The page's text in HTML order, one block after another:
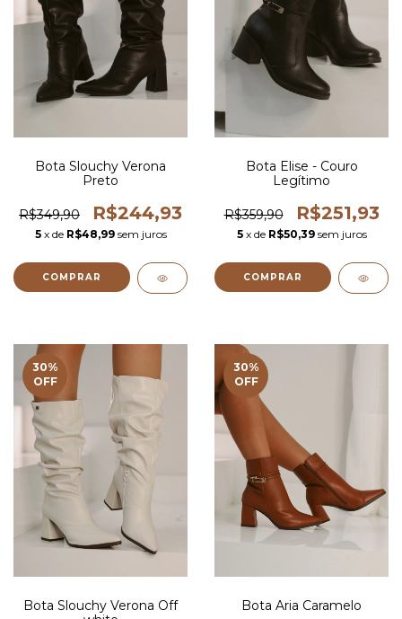
Bota Slouchy Verona
Preto
R$349,90 R$244,93
5 x de R$48,99 sem juros
COMPRAR
Bota Elise - Couro
Legítimo
R$359,90 R$251,93
5 x de R$50,39 sem juros
COMPRAR
30%
OFF
Bota Slouchy Verona Off
30%
OFF
Bota Aria Caramelo